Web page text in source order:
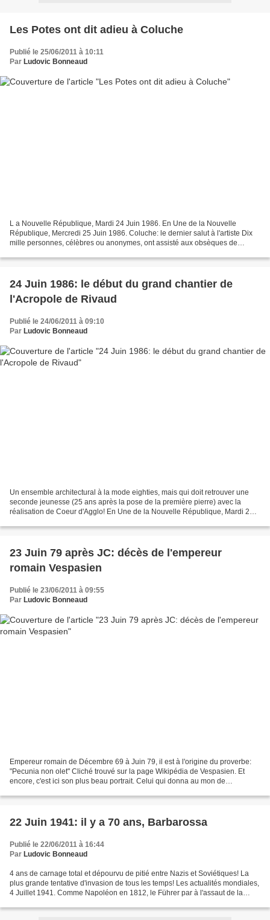
Les Potes ont dit adieu à Coluche
Publié le 25/06/2011 à 10:11
Par Ludovic Bonneaud
L a Nouvelle République, Mardi 24 Juin 1986. En Une de la Nouvelle
République, Mercredi 25 Juin 1986. Coluche: le dernier salut à l'artiste Dix
mille personnes, célèbres ou anonymes, ont assisté aux obsèques de
24 Juin 1986: le début du grand chantier de
l'Acropole de Rivaud
Publié le 24/06/2011 à 09:10
Par Ludovic Bonneaud
Un ensemble architectural à la mode eighties, mais qui doit retrouver une
seconde jeunesse (25 ans après la pose de la première pierre) avec la
réalisation de Coeur d'Agglo! En Une de la Nouvelle République, Mardi 24
23 Juin 79 après JC: décès de l'empereur
romain Vespasien
Publié le 23/06/2011 à 09:55
Par Ludovic Bonneaud
Empereur romain de Décembre 69 à Juin 79, il est à l'origine du proverbe:
"Pecunia non olet" Cliché trouvé sur la page Wikipédia de Vespasien. Et
encore, c'est ici son plus beau portrait. Celui qui donna au mon de
22 Juin 1941: il y a 70 ans, Barbarossa
Publié le 22/06/2011 à 16:44
Par Ludovic Bonneaud
4 ans de carnage total et dépourvu de pitié entre Nazis et Soviétiques! La
plus grande tentative d'invasion de tous les temps! Les actualités mondiales,
4 Juillet 1941. Comme Napoléon en 1812, le Führer par à l'assaut de la